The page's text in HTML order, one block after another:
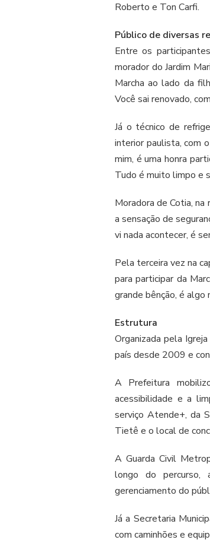
Roberto e Ton Carfi.
Público de diversas
Entre os
morador do Jardim
Marcha ao lado da
Você sai renovado,
Já o técnico de
interior paulista, com
mim, é uma honra
Tudo é muito limpo e
Moradora de Cotia,
a sensação de
vi nada acontecer, é
Pela terceira vez na
para participar da
grande bênção, é algo
Estrutura
Organizada pela
país desde 2009 e
A Prefeitura
acessibilidade e a
serviço Atende+, da
Tietê e o local de
A Guarda Civil
longo do percurso,
gerenciamento do
Já a Secretaria
com caminhões e